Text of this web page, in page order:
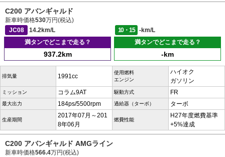
C200 アバンギャルド
新車時価格530万円(税込)
JC08
14.2km/L 10・15
-km/L
満タンでどこまで走る？
937.2km
満タンでどこまで走る？
-km
排気量 1991cc
使用燃料
エンジン
ハイオク
ガソリン
ミッション コラム9AT 駆動方式 FR
最大出力 184ps/5500rpm 過給器（ターボ） ターボ
生産期間
2017年07月～201
8年06月
燃費性能
H27年度燃費基準
+5%達成
C200 アバンギャルド AMGライン
新車時価格566.4万円(税込)